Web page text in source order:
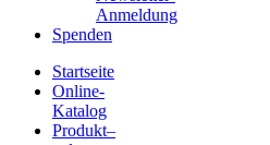
Anmeldung
Spenden
Blindenschrift-
Startseite
Online-
Katalog
Produkt–